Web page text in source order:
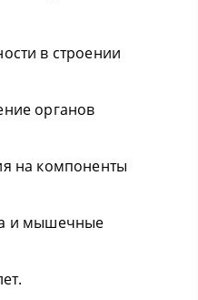
в строении
органов
на компоненты
и мышечные